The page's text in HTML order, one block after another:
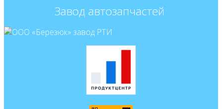
Завод автозапчастей